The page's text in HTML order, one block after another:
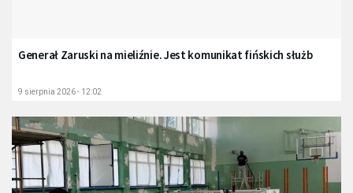
Generał Zaruski na mieliźnie. Jest komunikat fińskich służb
9 sierpnia 2026 - 12:02